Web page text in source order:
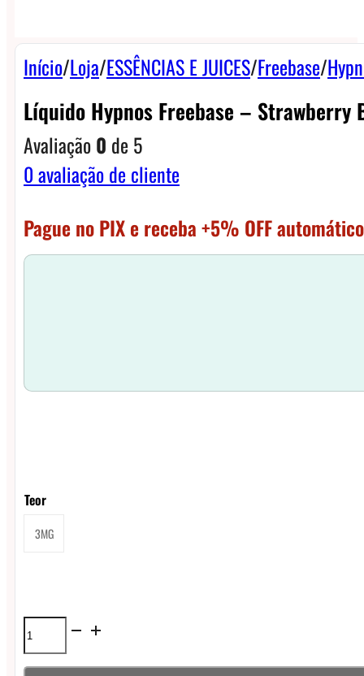
Início/Loja/ESSÊNCIAS E JUICES/Freebase/
Líquido Hypnos Freebase – Strawberry
Avaliação0 de 5
0avaliação de cliente
Pague no PIX e receba +5% OFF
Teor
3MG
Líquido
Hypnos